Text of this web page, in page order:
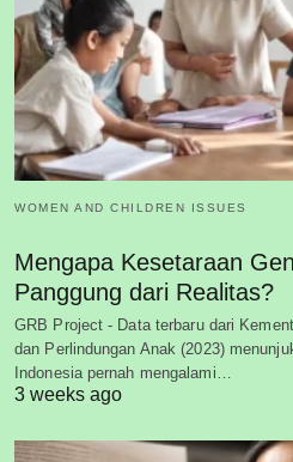
WOMEN AND CHILDREN ISSUES
Mengapa Kesetaraan
Panggung dari Realitas?
GRB Project - Data terbaru dari
dan Perlindungan Anak (2023)
Indonesia pernah mengalami…
3 weeks ago